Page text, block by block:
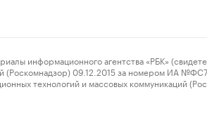
агентства «РБК»
09.12.2015 за номером ИА
технологий и массовых коммуникаций